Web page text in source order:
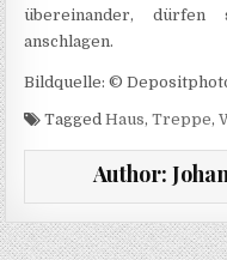
übereinander,
anschlagen.
Bildquelle: ©
TaggedHaus,Treppe,
Author: